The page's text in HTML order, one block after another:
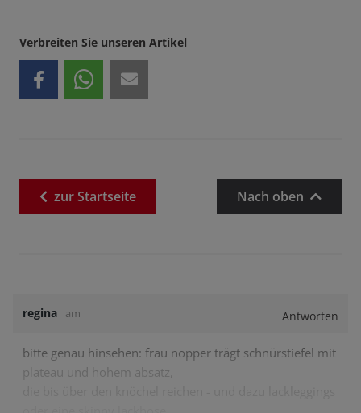
Verbreiten Sie unseren Artikel
zurStartseite Nach oben
regina am Antworten
bitte genau hinsehen: frau nopper trägt schnürstiefel mit
plateau und hohem absatz,